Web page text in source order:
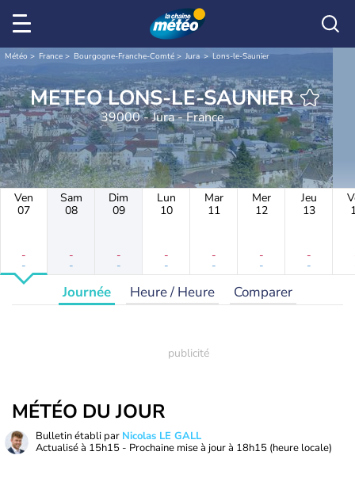
Météo France Bourgogne-Franche-Comté Jura Lons-le-Saunier
METEO LONS-LE-SAUNIER
39000 - Jura - France
Ven
07
-
-
Sam
08
-
-
Dim
09
-
-
Lun
10
-
-
Mar
11
-
-
Mer
12
-
-
Jeu
13
-
-
Journée Heure / Heure Comparer
MÉTÉO DU JOUR
Bulletin établi par Nicolas LE GALL
Actualisé à 15h15 - Prochaine mise à jour à 18h15 (heure locale)